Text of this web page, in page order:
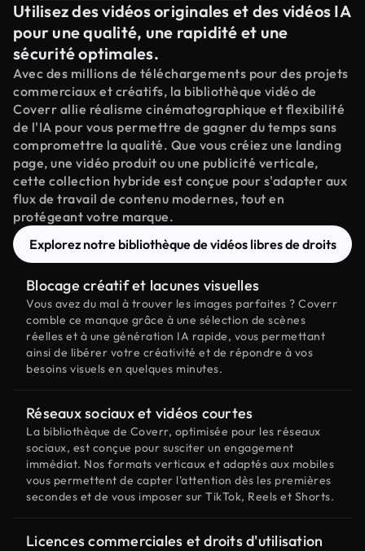
Utilisez des vidéos originales et des vidéos IA
pour une qualité, une rapidité et une
sécurité optimales.
Avec des millions de téléchargements pour des projets
commerciaux et créatifs, la bibliothèque vidéo de
Coverr allie réalisme cinématographique et flexibilité
de l'IA pour vous permettre de gagner du temps sans
compromettre la qualité. Que vous créiez une landing
page, une vidéo produit ou une publicité verticale,
cette collection hybride est conçue pour s'adapter aux
flux de travail de contenu modernes, tout en
protégeant votre marque.
Explorez notre bibliothèque de vidéos libres de droits
Blocage créatif et lacunes visuelles
Vous avez du mal à trouver les images parfaites ? Coverr
comble ce manque grâce à une sélection de scènes
réelles et à une génération IA rapide, vous permettant
ainsi de libérer votre créativité et de répondre à vos
besoins visuels en quelques minutes.
Réseaux sociaux et vidéos courtes
La bibliothèque de Coverr, optimisée pour les réseaux
sociaux, est conçue pour susciter un engagement
immédiat. Nos formats verticaux et adaptés aux mobiles
vous permettent de capter l'attention dès les premières
secondes et de vous imposer sur TikTok, Reels et Shorts.
Licences commerciales et droits d'utilisation